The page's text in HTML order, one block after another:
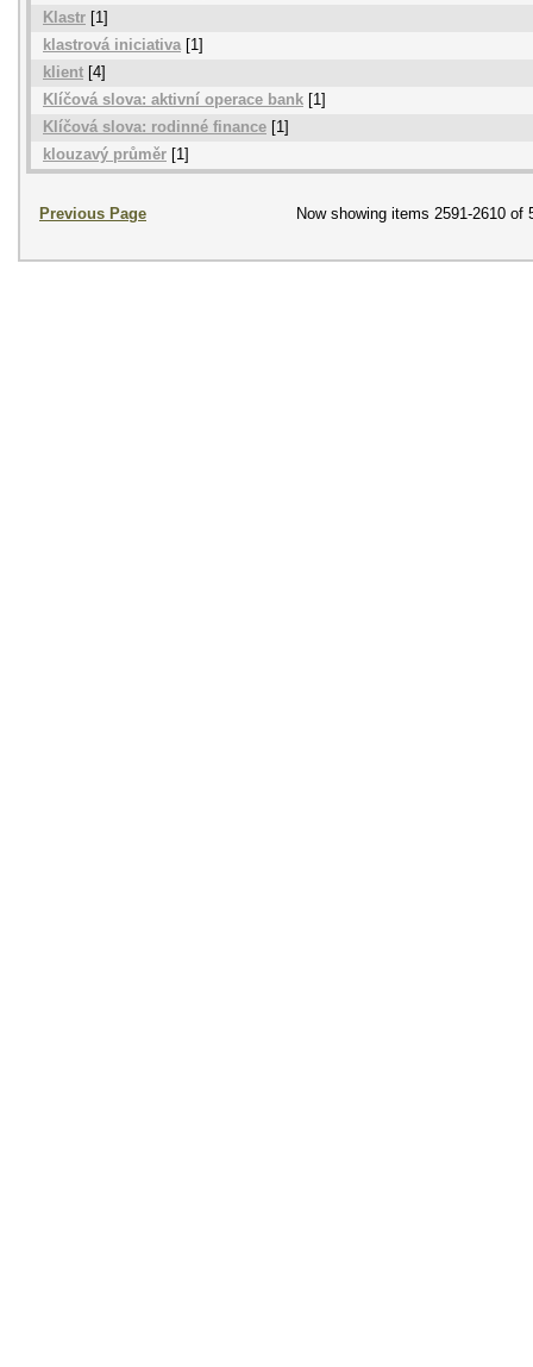
Klastr [1]
klastrová iniciativa[1]
klient [4]
Klíčová slova: aktivní operace bank [1]
Klíčová slova: rodinné finance [1]
klouzavý průměr [1]
Previous Page Now showing items 2591-2610 of